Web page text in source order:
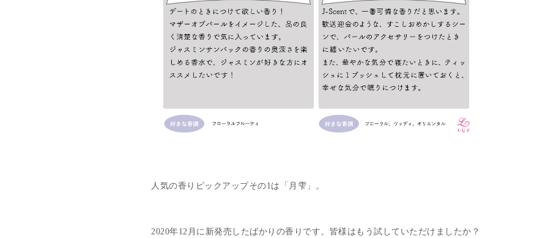
人気の香りピックアップその1は「月雫」。
2020年12月に新発売したばかりの香りです。皆様はもう試していただけましたか？